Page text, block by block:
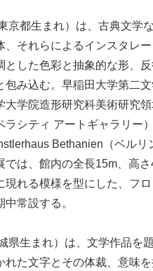
京都生まれ）は、古典文学
、それらによるインスタレ
とした色彩と抽象的な形、
包み込む。早稲田大学第二
大学院造形研究科美術研究
ラシティ アートギャラリー
Bethanien（ベル
では、館内の全長15m、高
現れる模様を型にした、フ
常設する。
県生まれ）は、文学作品を
れた文字とその体裁、意味